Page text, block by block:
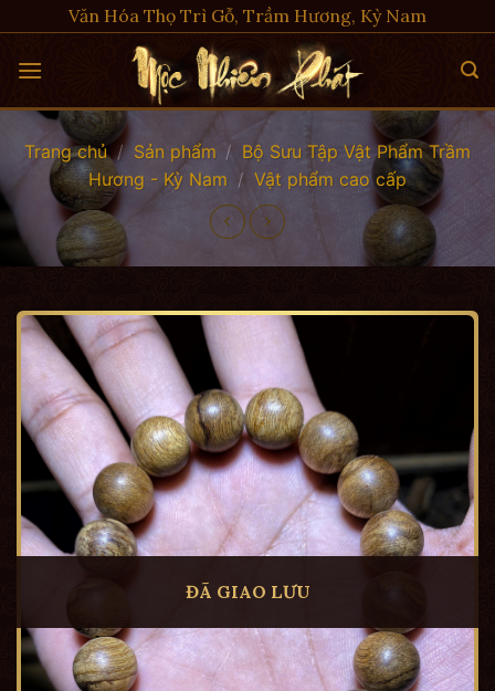
to
content
Văn Hóa Thọ Trì Gỗ, Trầm Hương, Kỳ Nam
Trang chủ / Sản phẩm / Bộ Sưu Tập Vật Phẩm Trầm
Hương - Kỳ Nam / Vật phẩm cao cấp
ĐÃ GIAO LƯU